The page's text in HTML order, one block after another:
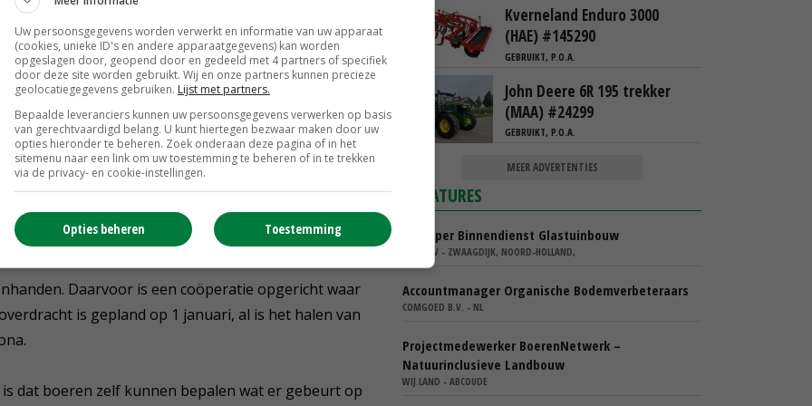
een kuil. © Marije Stomps
op zandgrond. Juist nu het spannend wordt als het
zijn als De Marke dichtgaat. Ook als je kijkt naar
hier uitgeprobeerd, getest en doorgerekend',
Daarvoor is een coöperatie opgericht waar
is gepland op 1 januari, al is het halen van
dat boeren zelf kunnen bepalen wat er gebeurt op
Kverneland Enduro 3000
(HAE) #145290
GEBRUIKT, P.O.A.
John Deere 6R 195 trekker
(MAA) #24299
GEBRUIKT, P.O.A.
MEER ADVERTENTIES
VACATURES
Verkoper Binnendienst Glastuinbouw
KARO BV - ZWAAGDIJK, NOORD-HOLLAND,
Accountmanager Organische Bodemverbeteraars
COMGOED B.V. - NL
Projectmedewerker BoerenNetwerk –
Natuurinclusieve Landbouw
WIJ.LAND - ABCOUDE
Uw persoonsgegevens worden verwerkt en informatie van uw apparaat
(cookies, unieke ID's en andere apparaatgegevens) kan worden
opgeslagen door, geopend door en gedeeld met 4 partners of specifiek
door deze site worden gebruikt. Wij en onze partners kunnen precieze
geolocatiegegevens gebruiken. Lijst met partners.
Bepaalde leveranciers kunnen uw persoonsgegevens verwerken op basis
van gerechtvaardigd belang. U kunt hiertegen bezwaar maken door uw
opties hieronder te beheren. Zoek onderaan deze pagina of in het
sitemenu naar een link om uw toestemming te beheren of in te trekken
via de privacy- en cookie-instellingen.
Toestemming
Opties beheren